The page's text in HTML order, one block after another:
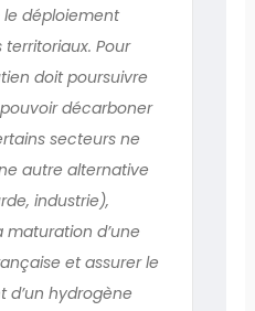
déploiement
territoriaux. Pour
doit poursuivre
décarboner
secteurs ne
autre alternative
industrie),
d’une
et assurer le
d’un hydrogène